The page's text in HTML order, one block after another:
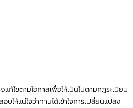
ก้ไขตามโอกาสเพื่อให้เป็นไปตามกฎระเบียบ
บให้แน่ใจว่าท่านได้เข้าใจการเปลี่ยนแปลง